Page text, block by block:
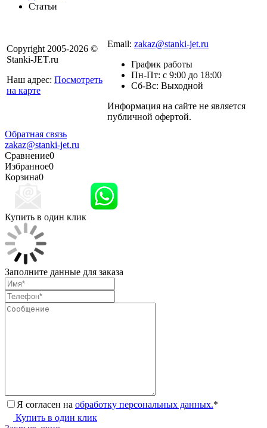
Статьи
Copyright 2005-2026 ©
Stanki-JET.ru
Наш адрес: Посмотреть
на карте
Email: zakaz@stanki-jet.ru
График работы
Пн-Пт: с 9:00 до 18:00
Сб-Вс: Выходной
Информация на сайте не является
публичной офертой.
Обратная связь
zakaz@stanki-jet.ru
Сравнение0
Избранное0
Корзина0
Купить в один клик
Заполните данные для заказа
Я согласен на обработку персональных данных.*
Купить в один клик